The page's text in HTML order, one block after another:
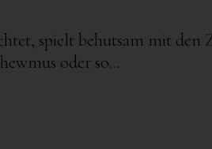
spielt behutsam mit den
oder so…